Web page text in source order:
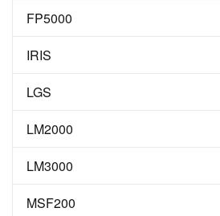
FP5000
IRIS
LGS
LM2000
LM3000
MSF200